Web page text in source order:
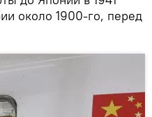
около 1900-го, перед